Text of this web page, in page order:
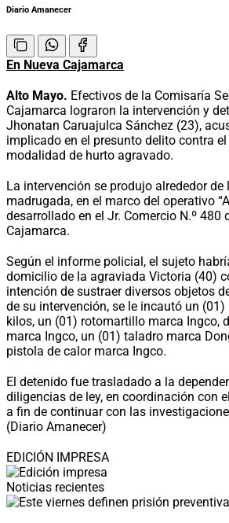
Diario Amanecer
En Nueva Cajamarca
Alto Mayo. Efectivos de la Comisaría
Cajamarca lograron la intervención y
Jhonatan Caruajulca Sánchez (23),
implicado en el presunto delito contra
modalidad de hurto agravado.
La intervención se produjo alrededor de
madrugada, en el marco del operativo
desarrollado en el Jr. Comercio N.º 480
Cajamarca.
Según el informe policial, el sujeto
domicilio de la agraviada Victoria (40)
intención de sustraer diversos objetos
de su intervención, se le incautó un
kilos, un (01) rotomartillo marca Ingco,
marca Ingco, un (01) taladro marca
pistola de calor marca Ingco.
El detenido fue trasladado a la
diligencias de ley, en coordinación con
a fin de continuar con las
(Diario Amanecer)
EDICIÓN IMPRESA
Noticias recientes